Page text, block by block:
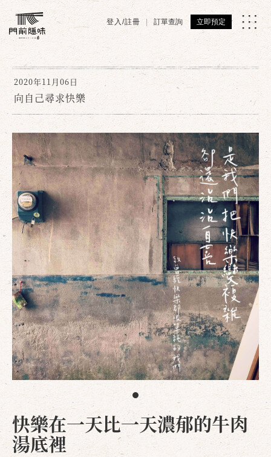
登入/註冊 訂單查詢 立即預定
2020年11月06日
向自己尋求快樂
快樂在一天比一天濃郁的牛肉
湯底裡